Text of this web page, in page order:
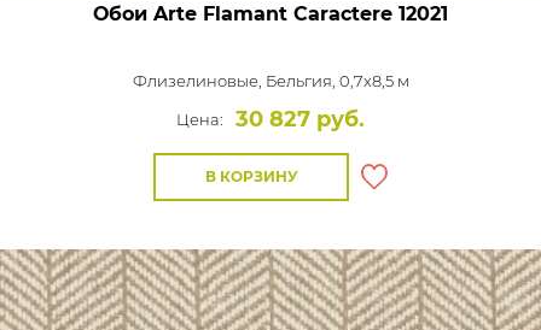
Обои Arte Flamant Caractere 12021
Флизелиновые, Бельгия, 0,7x8,5 м
Цена:
30 827 руб.
В КОРЗИНУ